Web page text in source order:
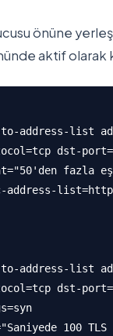
önüne
aktif olarak
to-address-list
dst-
fazla
address-
to-address-list
dst-
100 TLS